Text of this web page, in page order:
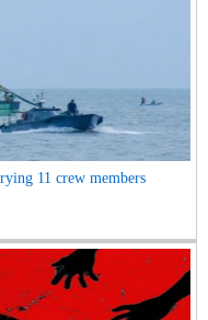
11 crew members